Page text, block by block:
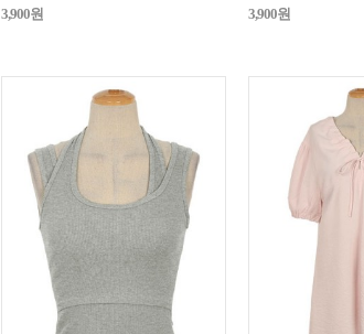
3,900원 3,900원